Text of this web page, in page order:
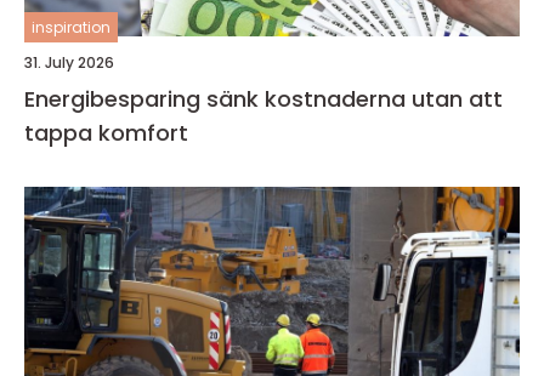
inspiration
31. July 2026
Energibesparing sänk kostnaderna utan att
tappa komfort